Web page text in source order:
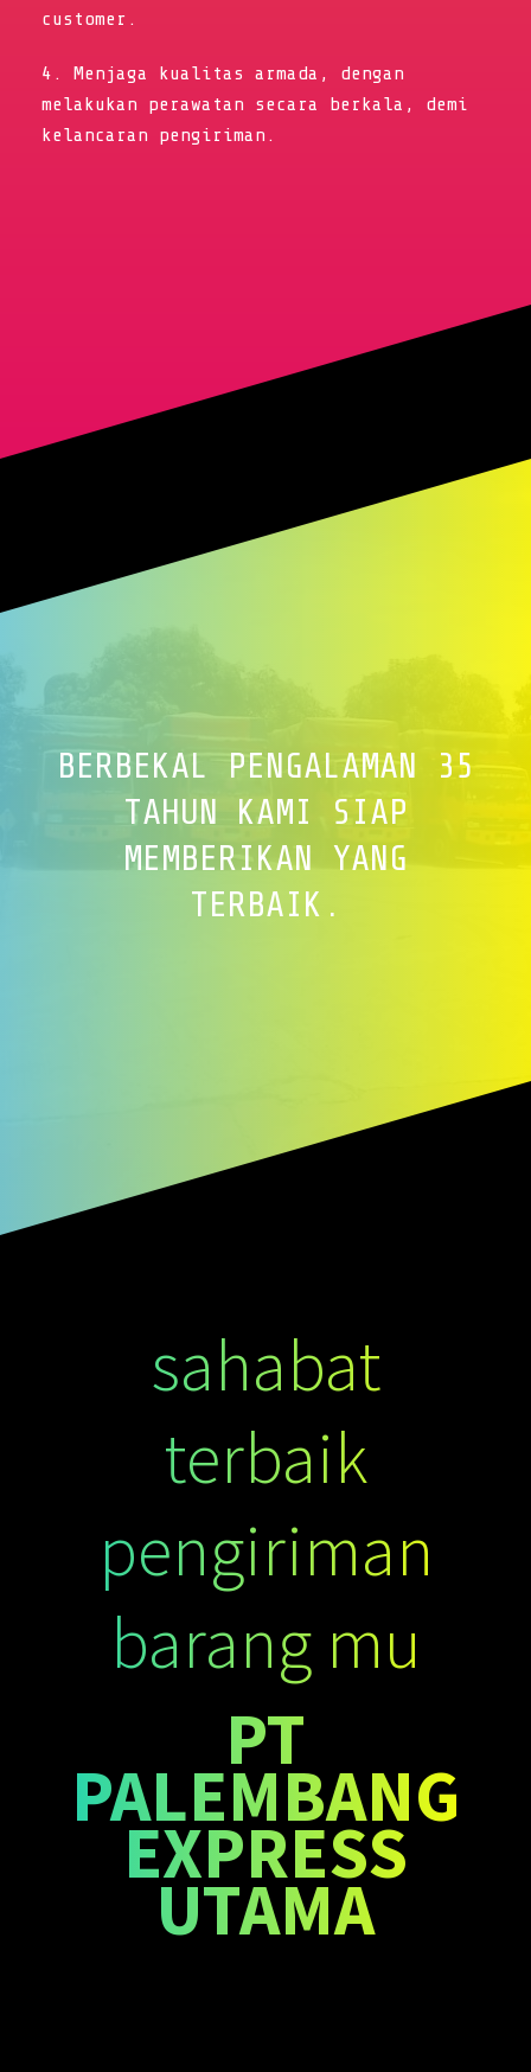
customer.
4. Menjaga kualitas armada, dengan
melakukan perawatan secara berkala, demi
kelancaran pengiriman.
BERBEKAL PENGALAMAN 35
TAHUN KAMI SIAP
MEMBERIKAN YANG
TERBAIK.
sahabat
terbaik
pengiriman
barang mu
PT
PALEMBANG
EXPRESS
UTAMA